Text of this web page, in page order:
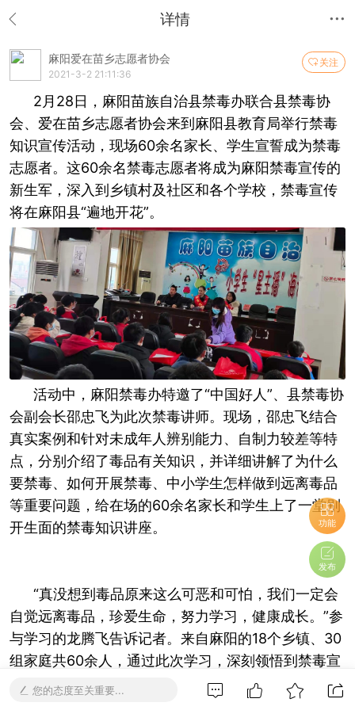
详情
关注
麻阳爱在苗乡志愿者协会
2021-3-2 21:11:36
2月28日，麻阳苗族自治县禁毒办联合县禁毒协
会、爱在苗乡志愿者协会来到麻阳县教育局举行禁毒
知识宣传活动，现场60余名家长、学生宣誓成为禁毒
志愿者。这60余名禁毒志愿者将成为麻阳禁毒宣传的
新生军，深入到乡镇村及社区和各个学校，禁毒宣传
将在麻阳县“遍地开花”。
活动中，麻阳禁毒办特邀了“中国好人”、县禁毒协
会副会长邵忠飞为此次禁毒讲师。现场，邵忠飞结合
真实案例和针对未成年人辨别能力、自制力较差等特
点，分别介绍了毒品有关知识，并详细讲解了为什么
要禁毒、如何开展禁毒、中小学生怎样做到远离毒品
等重要问题，给在场的60余名家长和学生上了一堂别
开生面的禁毒知识讲座。
“真没想到毒品原来这么可恶和可怕，我们一定会
自觉远离毒品，珍爱生命，努力学习，健康成长。”参
与学习的龙腾飞告诉记者。来自麻阳的18个乡镇、30
组家庭共60余人，通过此次学习，深刻领悟到禁毒宣
传教育的重要性和必要性，表示愿意成为光荣的禁毒
您的态度至关重要...
功能
发布